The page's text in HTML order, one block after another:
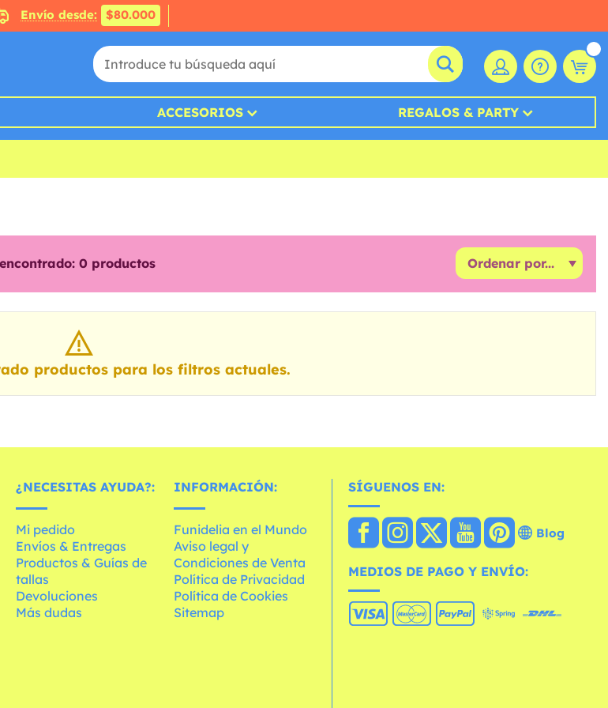
Envío desde: $80.000
ACCESORIOS REGALOS & PARTY
0 productos
productos para los filtros actuales.
¿NECESITAS AYUDA?:
Mi pedido
Envíos & Entregas
Productos & Guías de
tallas
Devoluciones
Más dudas
INFORMACIÓN:
Funidelia en el Mundo
Aviso legal y
Condiciones de Venta
Política de Privacidad
Política de Cookies
Sitemap
SÍGUENOS EN:
Blog
MEDIOS DE PAGO Y ENVÍO: